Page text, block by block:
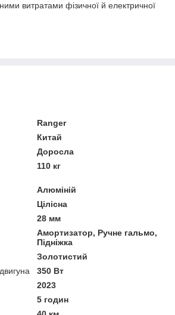
витратами фізичної й електричної
Ranger
Китай
Доросла
110 кг
Алюміній
Цілісна
28 мм
Амортизатор, Ручне гальмо,
Підніжка
Золотистий
350 Вт
2023
5 годин